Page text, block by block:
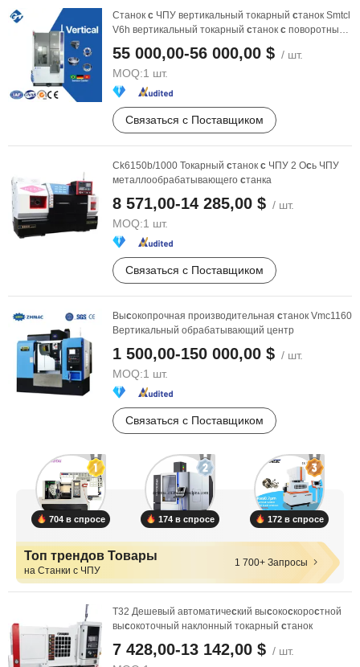
Станок с ЧПУ вертикальный токарный станок Smtcl
V6h вертикальный токарный станок с поворотным
55 000,00-56 000,00 $ / шт.
MOQ:1 шт.
Связаться с Поставщиком
Ck6150b/1000 Токарный станок с ЧПУ 2 Ось ЧПУ
металлообрабатывающего станка
8 571,00-14 285,00 $ / шт.
MOQ:1 шт.
Связаться с Поставщиком
Высокопрочная производительная станок Vmc1160
Вертикальный обрабатывающий центр
1 500,00-150 000,00 $ / шт.
MOQ:1 шт.
Связаться с Поставщиком
704 в спросе 174 в спросе 172 в спросе
Топ трендов Товары
на Станки с ЧПУ
1 700+ Запросы
T32 Дешевый автоматический высокоскоростной
высокоточный наклонный токарный станок
7 428,00-13 142,00 $ / шт.